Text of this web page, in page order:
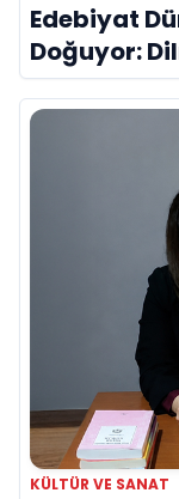
Edebiyat
Doğuyor:
‘AVENOİR’
KÜLTÜR VE SANAT